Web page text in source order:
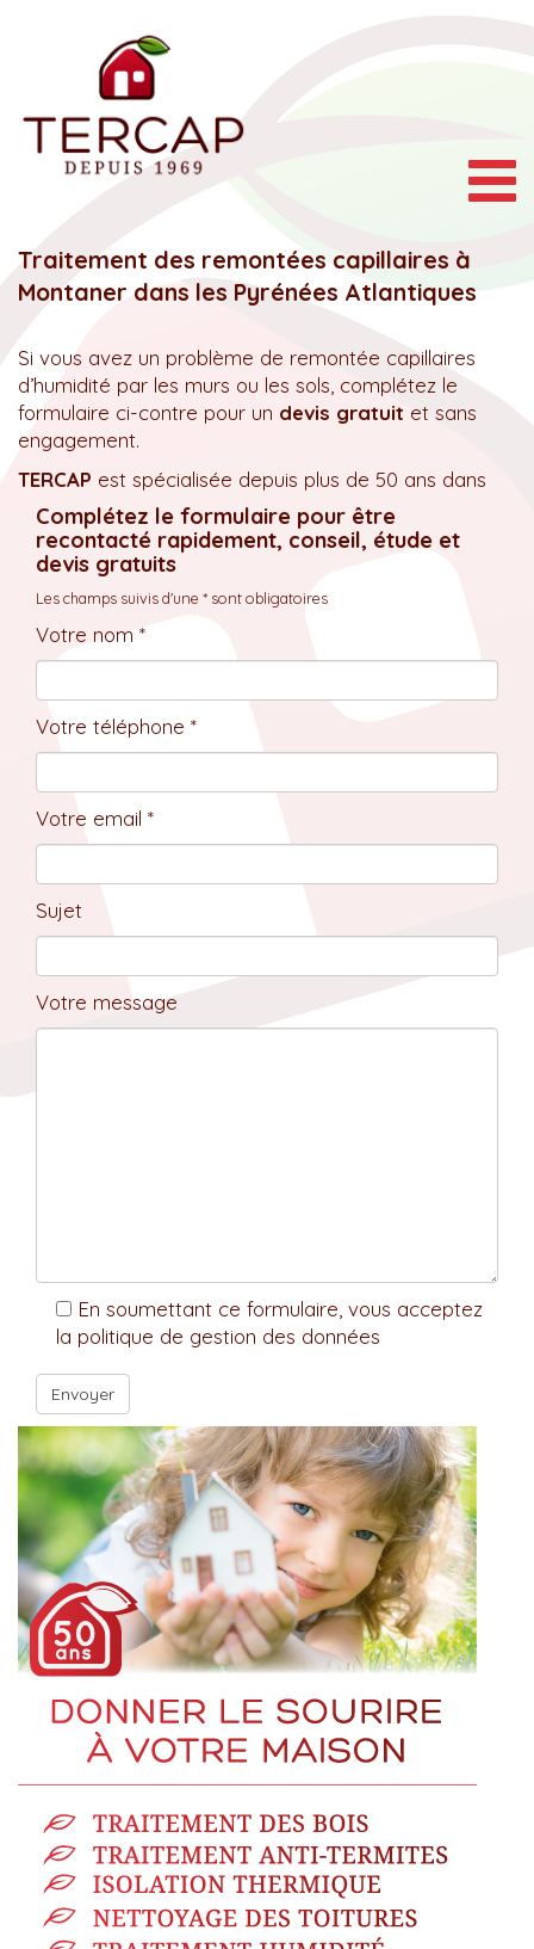
Traitement des remontées capillaires à
Montaner dans les Pyrénées Atlantiques
Si vous avez un problème de remontée capillaires
d’humidité par les murs ou les sols, complétez le
formulaire ci-contre pour un devis gratuit et sans
engagement.
TERCAP est spécialisée depuis plus de 50 ans dans
Complétez le formulaire pour être
recontacté rapidement, conseil, étude et
devis gratuits
Les champs suivis d'une * sont obligatoires
Votre nom *
Votre téléphone *
Votre email *
Sujet
Votre message
En soumettant ce formulaire, vous acceptez
la politique de gestion des données